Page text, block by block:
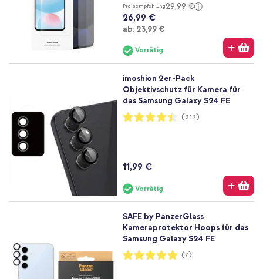
Preisempfehlung29,99 €
26,99 €
ab: Ab
23,99 €
Vorrätig
imoshion 2er-Pack
Objektivschutz für Kamera für
das Samsung Galaxy S24 FE
Bewertung:
89%
(219)
11,99 €
Vorrätig
SAFE by PanzerGlass
Kameraprotektor Hoops für das
Samsung Galaxy S24 FE
Bewertung:
100%
(7)